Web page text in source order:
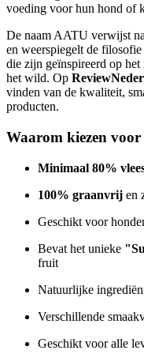
voeding voor hun hond of
De naam AATU verwijst
en weerspiegelt de
die zijn geïnspireerd op
het wild. Op
vinden van de kwaliteit,
producten.
Waarom kiezen
Minimaal 80%
100% graanvrij en
Geschikt voor
Bevat het unieke
fruit
Natuurlijke
Verschillende
Geschikt voor alle